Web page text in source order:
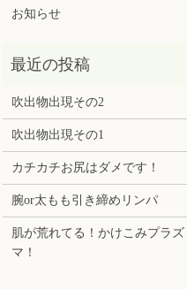
お知らせ
吹出物出現その2
吹出物出現その1
カチカチお尻はダメです！
腕or太もも引き締めリンパ
肌が荒れてる！かけこみプラズ
マ！